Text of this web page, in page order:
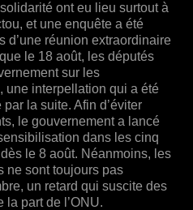
ont eu lieu surtout à
et une enquête a été
d’une réunion extraordinaire
le 18 août, les députés
sur les
une interpellation qui a été
la suite. Afin d’éviter
le gouvernement a lancé
dans les cinq
le 8 août. Néanmoins, les
ne sont toujours pas
un retard qui suscite des
la part de l’ONU.